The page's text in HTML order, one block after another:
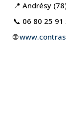
📍 Andrésy
📞 06 80 25 91
🌐